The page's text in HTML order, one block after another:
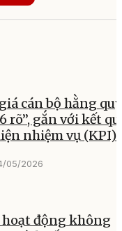
cán bộ hằng quý
rõ”, gắn với kết
nhiệm vụ (KPI)
05/2026
động không